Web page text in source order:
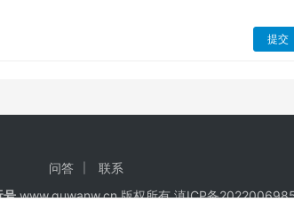
提交
问答
联系
号www.quwanw.cn 版权所有滇ICP备